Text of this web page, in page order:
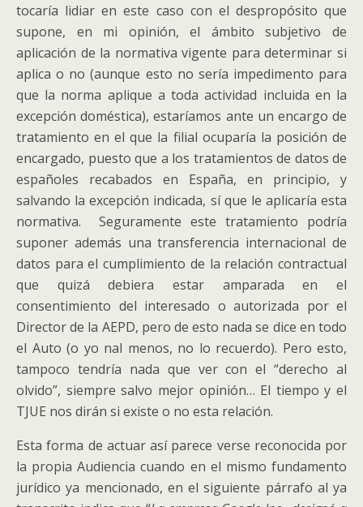
tocaría lidiar en este caso con el despropósito que
supone, en mi opinión, el ámbito subjetivo de
aplicación de la normativa vigente para determinar si
aplica o no (aunque esto no sería impedimento para
que la norma aplique a toda actividad incluida en la
excepción doméstica), estaríamos ante un encargo de
tratamiento en el que la filial ocuparía la posición de
encargado, puesto que a los tratamientos de datos de
españoles recabados en España, en principio, y
salvando la excepción indicada, sí que le aplicaría esta
normativa. Seguramente este tratamiento podría
suponer además una transferencia internacional de
datos para el cumplimiento de la relación contractual
que quizá debiera estar amparada en el
consentimiento del interesado o autorizada por el
Director de la AEPD, pero de esto nada se dice en todo
el Auto (o yo nal menos, no lo recuerdo). Pero esto,
tampoco tendría nada que ver con el “derecho al
olvido”, siempre salvo mejor opinión… El tiempo y el
TJUE nos dirán si existe o no esta relación.
Esta forma de actuar así parece verse reconocida por
la propia Audiencia cuando en el mismo fundamento
jurídico ya mencionado, en el siguiente párrafo al ya